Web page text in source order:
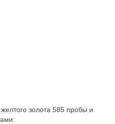
золота 585 пробы и